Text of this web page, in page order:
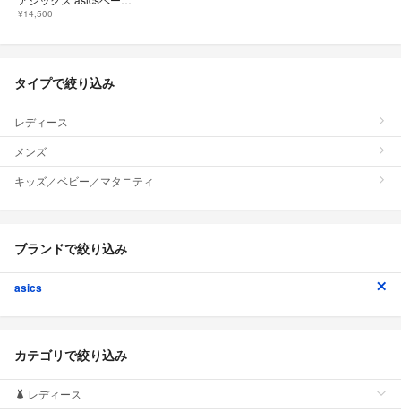
¥14,500
タイプで絞り込み
レディース
メンズ
キッズ／ベビー／マタニティ
ブランドで絞り込み
asics
カテゴリで絞り込み
レディース